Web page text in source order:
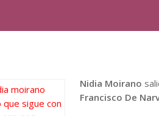
Nidia Moirano
Francisco De